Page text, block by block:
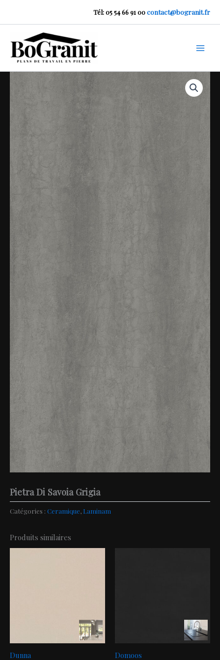
Tél: 05 54 66 91 00contact@bogranit.fr
Pietra Di Savoia Grigia
Catégories : Ceramique, Laminam
Produits similaires
Dunna Domoos